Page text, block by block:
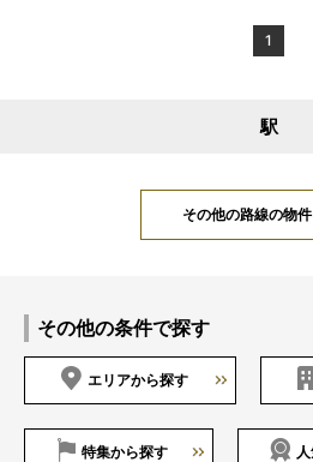
1
駅
その他の路線の物
その他の条件で探す
エリアから探す
特集から探す